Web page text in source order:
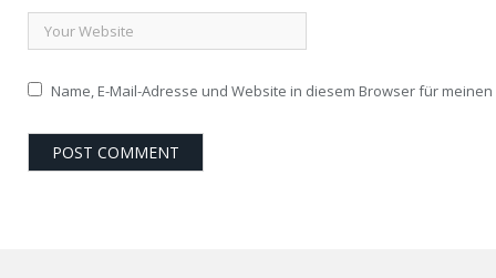
Name, E-Mail-Adresse und Website in diesem Browser für